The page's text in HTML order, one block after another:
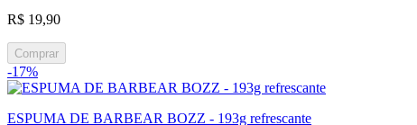
R$ 19,90
Comprar
-17%
ESPUMA DE BARBEAR BOZZ - 193g refrescante